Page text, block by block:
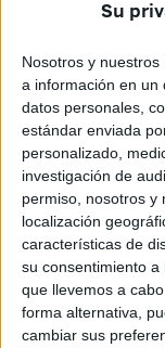
Su
Nosotros y nuestros
a información en un
datos personales,
estándar enviada
personalizado,
investigación de
permiso, nosotros y
localización
características de
su consentimiento
que llevemos a
forma alternativa,
cambiar sus
Club de
del jueves 3 de
Manuel Matoso ,
Españolade su
El equipo
sea parte del
Europa Sub-16de
Estambul,
El CN Caballa
enérgicamente a